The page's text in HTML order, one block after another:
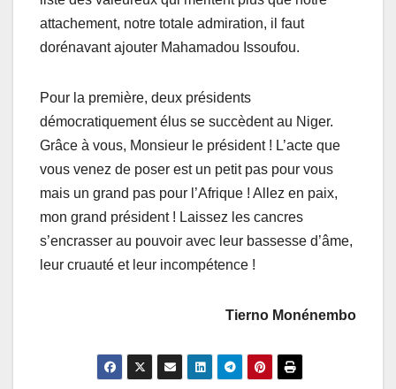
attachement, notre totale admiration, il faut
dorénavant ajouter Mahamadou Issoufou.
Pour la première, deux présidents
démocratiquement élus se succèdent au Niger.
Grâce à vous, Monsieur le président ! L’acte que
vous venez de poser est un petit pas pour vous
mais un grand pas pour l’Afrique ! Allez en paix,
mon grand président ! Laissez les cancres
s’encrasser au pouvoir avec leur bassesse d’âme,
leur cruauté et leur incompétence !
Tierno Monénembo